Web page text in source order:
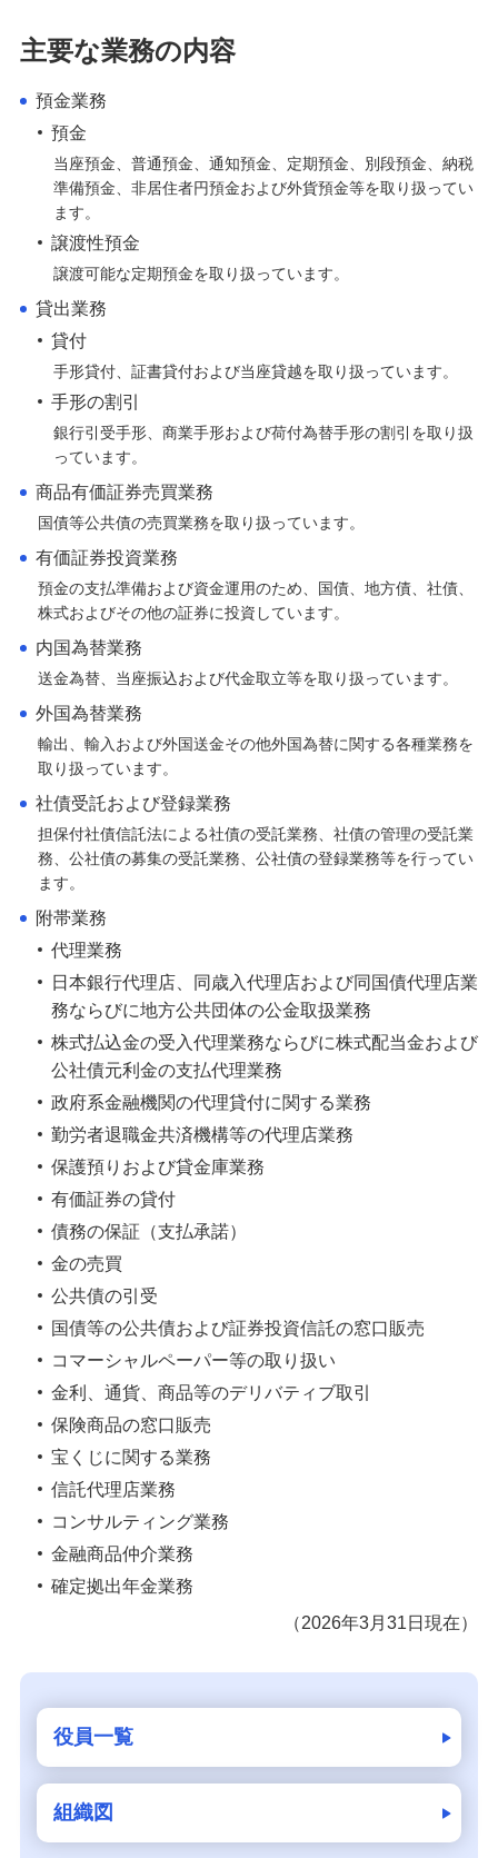
主要な業務の内容
預金業務
預金
当座預金、普通預金、通知預金、定期預金、別段預金、納税
準備預金、非居住者円預金および外貨預金等を取り扱ってい
ます。
譲渡性預金
譲渡可能な定期預金を取り扱っています。
貸出業務
貸付
手形貸付、証書貸付および当座貸越を取り扱っています。
手形の割引
銀行引受手形、商業手形および荷付為替手形の割引を取り扱
っています。
商品有価証券売買業務
国債等公共債の売買業務を取り扱っています。
有価証券投資業務
預金の支払準備および資金運用のため、国債、地方債、社債、
株式およびその他の証券に投資しています。
内国為替業務
送金為替、当座振込および代金取立等を取り扱っています。
外国為替業務
輸出、輸入および外国送金その他外国為替に関する各種業務を
取り扱っています。
社債受託および登録業務
担保付社債信託法による社債の受託業務、社債の管理の受託業
務、公社債の募集の受託業務、公社債の登録業務等を行ってい
ます。
附帯業務
代理業務
日本銀行代理店、同歳入代理店および同国債代理店業
務ならびに地方公共団体の公金取扱業務
株式払込金の受入代理業務ならびに株式配当金および
公社債元利金の支払代理業務
政府系金融機関の代理貸付に関する業務
勤労者退職金共済機構等の代理店業務
保護預りおよび貸金庫業務
有価証券の貸付
債務の保証（支払承諾）
金の売買
公共債の引受
国債等の公共債および証券投資信託の窓口販売
コマーシャルペーパー等の取り扱い
金利、通貨、商品等のデリバティブ取引
保険商品の窓口販売
宝くじに関する業務
信託代理店業務
コンサルティング業務
金融商品仲介業務
確定拠出年金業務
（2026年3月31日現在）
役員一覧
組織図